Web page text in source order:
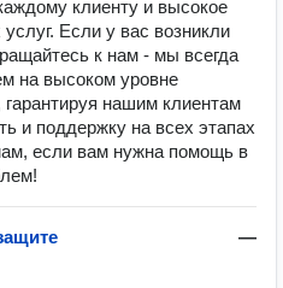
клиенту и высокое
Если у вас возникли
к нам - мы всегда
на высоком уровне
нашим клиентам
и поддержку на всех этапах
если вам нужна помощь в
—